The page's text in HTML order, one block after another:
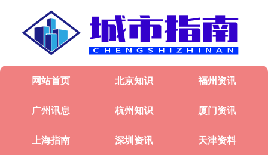
网站首页 北京知识 福州资讯
广州讯息 杭州知识 厦门资讯
上海指南 深圳资讯 天津资料